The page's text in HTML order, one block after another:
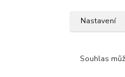
Vrtáky do kovu s
Závitořezné nástroje
Nastavení
Souhlas